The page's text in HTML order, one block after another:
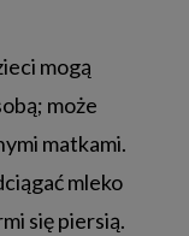
mogą
może
matkami.
mleko
się piersią.